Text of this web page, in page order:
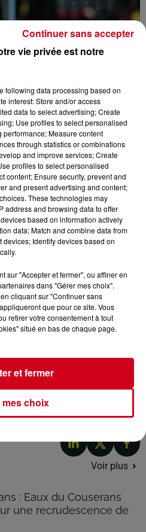
2026 - ÉLECTIONS
GONDRAN FACE À
Gondran face à quatre listes
Voir plus
: Eaux du Couserans
une recrudescence de
vie privée est notre
following data processing based on
interest: Store and/or access
data to select advertising; Create
Use profiles to select personalised
Measure content
through statistics or combinations
and improve services; Create
profiles to select personalised
content; Ensure security, prevent and
and present advertising and content;
These technologies may
address and browsing data to offer
based on information actively
data; Match and combine data from
Identify devices based on
sur "Accepter et fermer", ou affiner en
dans "Gérer mes choix".
cliquant sur "Continuer sans
que pour ce site. Vous
retirer votre consentement à tout
situé en bas de chaque page.
mes choix
et fermer
Continuer sans accepter